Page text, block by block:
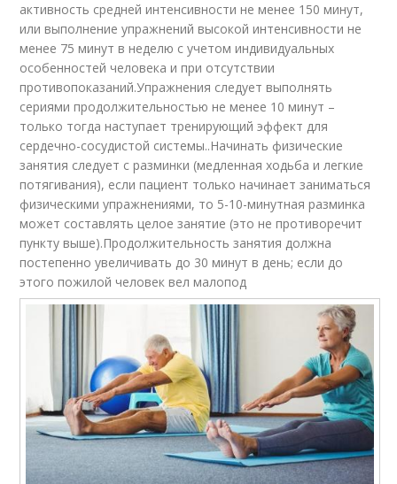
активность средней интенсивности не менее 150 минут,
или выполнение упражнений высокой интенсивности не
менее 75 минут в неделю с учетом индивидуальных
особенностей человека и при отсутствии
противопоказаний.Упражнения следует выполнять
сериями продолжительностью не менее 10 минут –
только тогда наступает тренирующий эффект для
сердечно-сосудистой системы..Начинать физические
занятия следует с разминки (медленная ходьба и легкие
потягивания), если пациент только начинает заниматься
физическими упражнениями, то 5-10-минутная разминка
может составлять целое занятие (это не противоречит
пункту выше).Продолжительность занятия должна
постепенно увеличивать до 30 минут в день; если до
этого пожилой человек вел малопод